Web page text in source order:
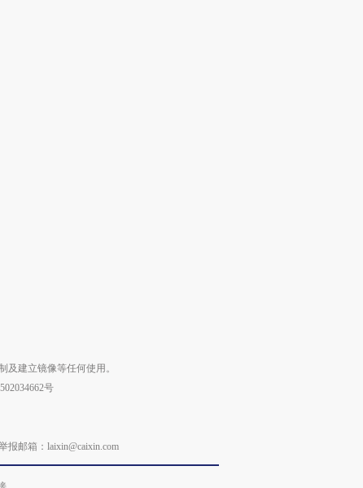
建立镜像等任何使用。
号
邮箱：laixin@caixin.com